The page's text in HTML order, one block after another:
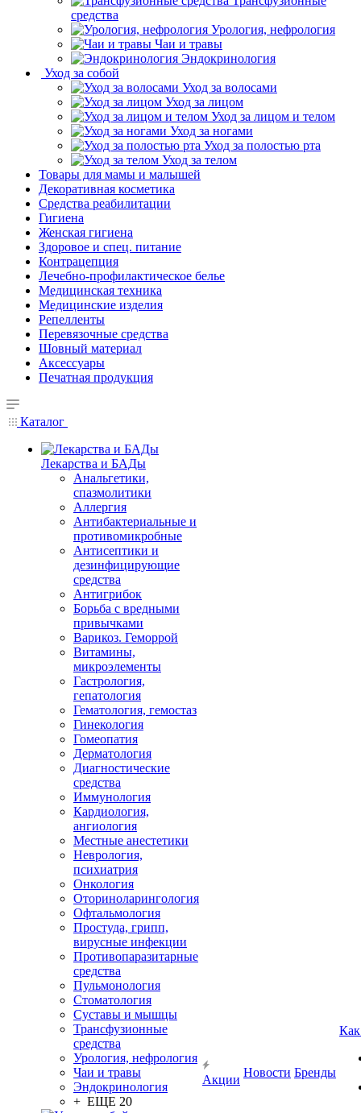
средства
Урология, нефрология
Чаи и травы
Эндокринология
Уход за собой
Уход за волосами
Уход за лицом
Уход за лицом и телом
Уход за ногами
Уход за полостью рта
Уход за телом
Товары для мамы и малышей
Декоративная косметика
Средства реабилитации
Гигиена
Женская гигиена
Здоровое и спец. питание
Контрацепция
Лечебно-профилактическое белье
Медицинская техника
Медицинские изделия
Репелленты
Перевязочные средства
Шовный материал
Аксессуары
Печатная продукция
Каталог
Лекарства и БАДы
Анальгетики,
спазмолитики
Аллергия
Антибактериальные и
противомикробные
Антисептики и
дезинфицирующие
средства
Антигрибок
Борьба с вредными
привычками
Варикоз. Геморрой
Витамины,
микроэлементы
Гастрология,
гепатология
Гематология, гемостаз
Гинекология
Гомеопатия
Дерматология
Диагностические
средства
Иммунология
Кардиология,
ангиология
Местные анестетики
Неврология,
психиатрия
Онкология
Оториноларингология
Офтальмология
Простуда, грипп,
вирусные инфекции
Противопаразитарные
средства
Пульмонология
Стоматология
Суставы и мышцы
Трансфузионные
средства
Урология, нефрология
Чаи и травы
Эндокринология
+ ЕЩЕ 20
Акции
Новости Бренды